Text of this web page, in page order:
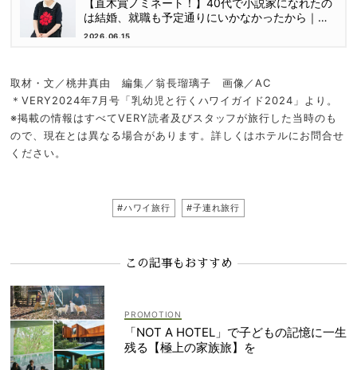
【直木賞ノミネート！】40代で小説家になれたの
は結婚、就職も予定通りにいかなかったから｜朝
倉かすみさん
2026.06.15
取材・文／桃井真由 編集／翁長瑠璃子 画像／AC
＊VERY2024年7月号「乳幼児と行くハワイガイド2024」より。
※掲載の情報はすべてVERY読者及びスタッフが旅行した当時のも
ので、現在とは異なる場合があります。詳しくはホテルにお問合せ
ください。
#ハワイ旅行 #子連れ旅行
この記事もおすすめ
「NOT A HOTEL」で子どもの記憶に一生
残る【極上の家族旅】を